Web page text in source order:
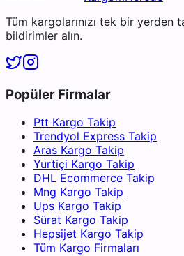
Tüm kargolarınızı tek bir yerden
bildirimler alın.
Popüler Firmalar
Ptt Kargo Takip
Trendyol Express Takip
Aras Kargo Takip
Yurtiçi Kargo Takip
DHL Ecommerce Takip
Mng Kargo Takip
Ups Kargo Takip
Sürat Kargo Takip
Hepsijet Kargo Takip
Tüm Kargo Firmaları